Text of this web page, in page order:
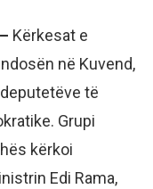
Kërkesat e
në Kuvend,
të
Grupi
kërkoi
Edi Rama,